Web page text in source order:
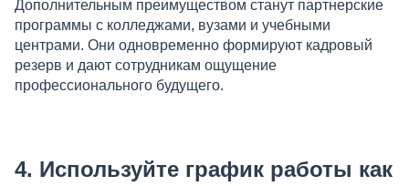
Дополнительным преимуществом станут партнерские
программы с колледжами, вузами и учебными
центрами. Они одновременно формируют кадровый
резерв и дают сотрудникам ощущение
профессионального будущего.
4. Используйте график работы как